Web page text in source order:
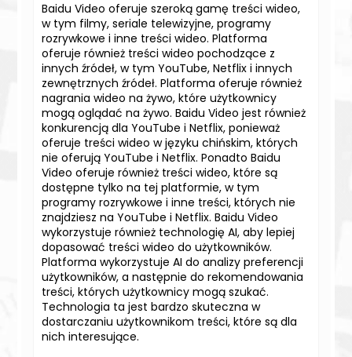
Baidu Video oferuje szeroką gamę treści wideo,
w tym filmy, seriale telewizyjne, programy
rozrywkowe i inne treści wideo. Platforma
oferuje również treści wideo pochodzące z
innych źródeł, w tym YouTube, Netflix i innych
zewnętrznych źródeł. Platforma oferuje również
nagrania wideo na żywo, które użytkownicy
mogą oglądać na żywo. Baidu Video jest również
konkurencją dla YouTube i Netflix, ponieważ
oferuje treści wideo w języku chińskim, których
nie oferują YouTube i Netflix. Ponadto Baidu
Video oferuje również treści wideo, które są
dostępne tylko na tej platformie, w tym
programy rozrywkowe i inne treści, których nie
znajdziesz na YouTube i Netflix. Baidu Video
wykorzystuje również technologię AI, aby lepiej
dopasować treści wideo do użytkowników.
Platforma wykorzystuje AI do analizy preferencji
użytkowników, a następnie do rekomendowania
treści, których użytkownicy mogą szukać.
Technologia ta jest bardzo skuteczna w
dostarczaniu użytkownikom treści, które są dla
nich interesujące.